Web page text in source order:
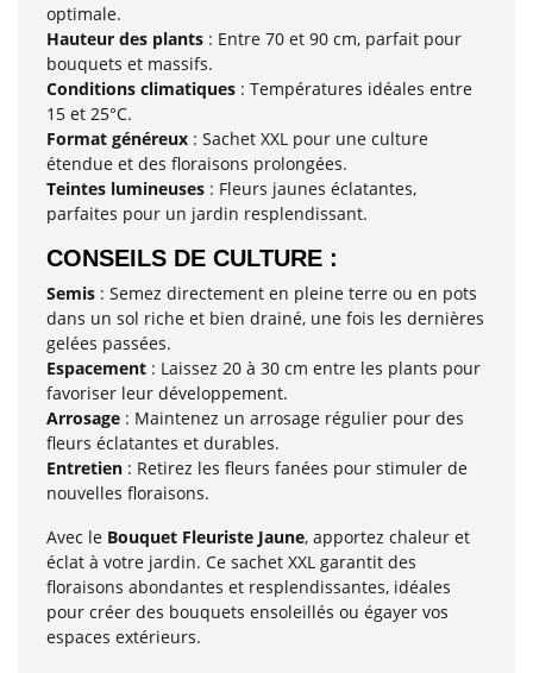
optimale.
Hauteur des plants : Entre 70 et 90 cm, parfait pour
bouquets et massifs.
Conditions climatiques : Températures idéales entre
15 et 25°C.
Format généreux : Sachet XXL pour une culture
étendue et des floraisons prolongées.
Teintes lumineuses : Fleurs jaunes éclatantes,
parfaites pour un jardin resplendissant.
CONSEILS DE CULTURE :
Semis : Semez directement en pleine terre ou en pots
dans un sol riche et bien drainé, une fois les dernières
gelées passées.
Espacement : Laissez 20 à 30 cm entre les plants pour
favoriser leur développement.
Arrosage : Maintenez un arrosage régulier pour des
fleurs éclatantes et durables.
Entretien : Retirez les fleurs fanées pour stimuler de
nouvelles floraisons.
Avec le Bouquet Fleuriste Jaune, apportez chaleur et
éclat à votre jardin. Ce sachet XXL garantit des
floraisons abondantes et resplendissantes, idéales
pour créer des bouquets ensoleillés ou égayer vos
espaces extérieurs.